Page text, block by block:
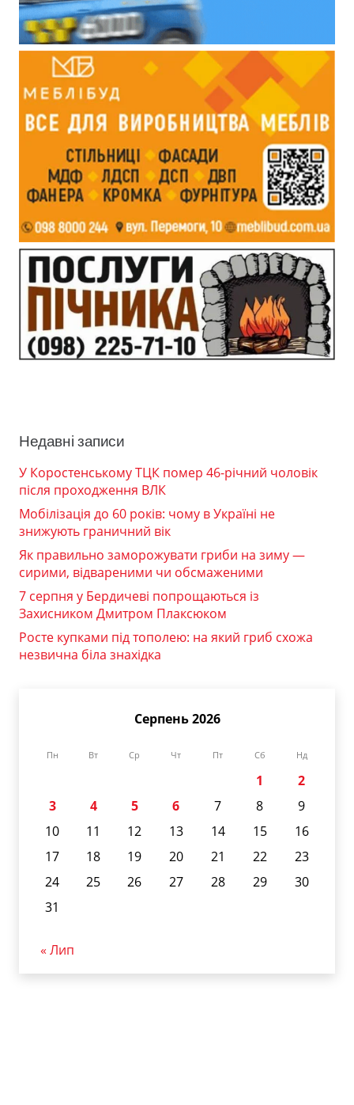
Недавні записи
У Коростенському ТЦК помер 46-річний чоловік
після проходження ВЛК
Мобілізація до 60 років: чому в Україні не
знижують граничний вік
Як правильно заморожувати гриби на зиму —
сирими, відвареними чи обсмаженими
7 серпня у Бердичеві попрощаються із
Захисником Дмитром Плаксюком
Росте купками під тополею: на який гриб схожа
незвична біла знахідка
Серпень 2026
Пн Вт Ср Чт Пт Сб Нд
1
2
3
4 5 6 7 8
9
10
11 12 13 14 15
16
17
18 19 20 21 22
23
24
25 26 27 28 29
30
31
« Лип